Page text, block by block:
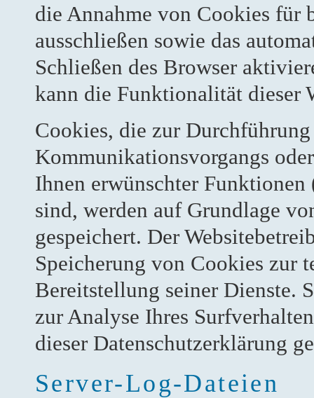
die Annahme von Cookies für
ausschließen sowie das
Schließen des Browser
kann die Funktionalität dieser
Cookies, die zur
Kommunikationsvorgangs
Ihnen erwünschter
sind, werden auf Grundlage
gespeichert. Der
Speicherung von Cookies zur
Bereitstellung seiner Dienste.
zur Analyse Ihres
dieser Datenschutzerklärung
Server-Log-Dateien